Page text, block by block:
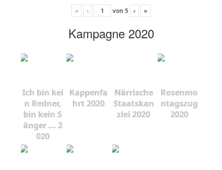
« ‹ von 5 › »
Kampagne 2020
Ich bin kei
n Redner,
bin kein S
änger ... 2
020
Kappenfa
hrt 2020
Närrische
Staatskan
zlei 2020
Rosenmo
ntagszug
2020